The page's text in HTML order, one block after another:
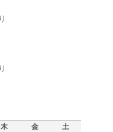
木 金
土